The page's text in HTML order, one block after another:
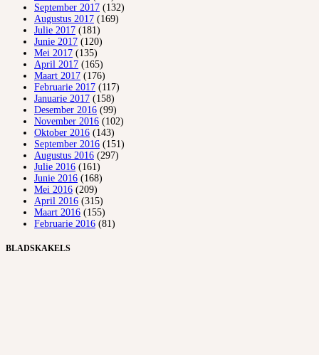
September 2017 (132)
Augustus 2017 (169)
Julie 2017 (181)
Junie 2017 (120)
Mei 2017 (135)
April 2017 (165)
Maart 2017 (176)
Februarie 2017 (117)
Januarie 2017 (158)
Desember 2016 (99)
November 2016 (102)
Oktober 2016 (143)
September 2016 (151)
Augustus 2016 (297)
Julie 2016 (161)
Junie 2016 (168)
Mei 2016 (209)
April 2016 (315)
Maart 2016 (155)
Februarie 2016 (81)
BLADSKAKELS